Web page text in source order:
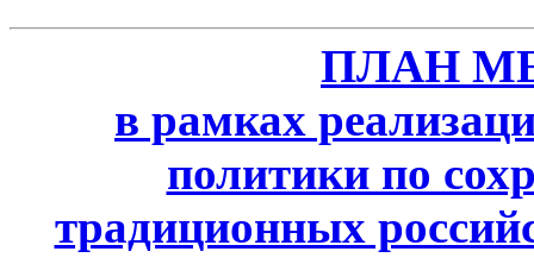
ПЛАН
в рамках
политики по
традиционных